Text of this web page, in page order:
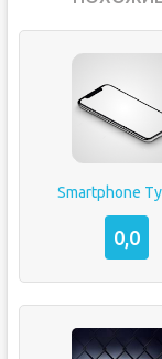
Smartphone
0,0